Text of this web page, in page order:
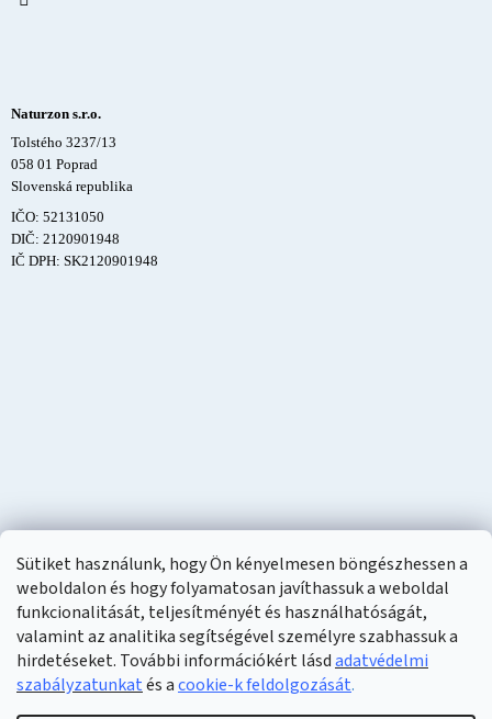
Sütiket használunk, hogy Ön kényelmesen böngészhessen a
weboldalon és hogy folyamatosan javíthassuk a weboldal
funkcionalitását, teljesítményét és használhatóságát,
valamint az analitika segítségével személyre szabhassuk a
hirdetéseket. További információkért lásdadatvédelmi
szabályzatunkatés acookie-k feldolgozását.
Naturzon s.r.o.
Tolstého 3237/13
058 01 Poprad
Slovenská republika
IČO: 52131050
DIČ: 2120901948
IČ DPH: SK2120901948